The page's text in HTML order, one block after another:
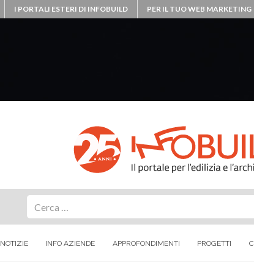
I PORTALI ESTERI DI INFOBUILD PER IL TUO WEB MARKETING
NOTIZIE INFO AZIENDE APPROFONDIMENTI PROGETTI